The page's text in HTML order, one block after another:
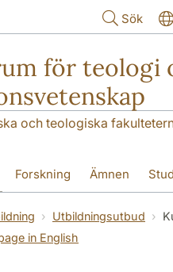
Sök
för teologi
och teologiska
Forskning Ämnen
Utbildningsutbud
in English